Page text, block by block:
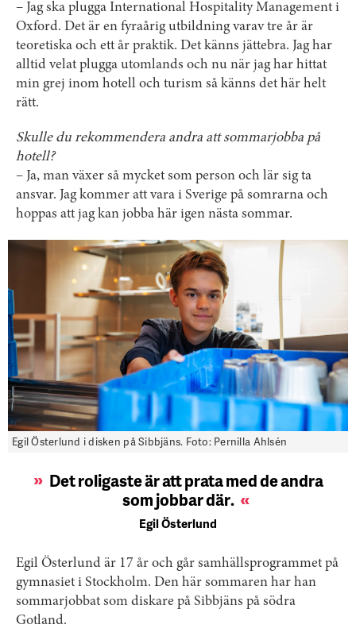
– Jag ska plugga International Hospitality Management i
Oxford. Det är en fyraårig utbildning varav tre år är
teoretiska och ett år praktik. Det känns jättebra. Jag har
alltid velat plugga utomlands och nu när jag har hittat
min grej inom hotell och turism så känns det här helt
rätt.
Skulle du rekommendera andra att sommarjobba på
hotell?
– Ja, man växer så mycket som person och lär sig ta
ansvar. Jag kommer att vara i Sverige på somrarna och
hoppas att jag kan jobba här igen nästa sommar.
Egil Österlund i disken på Sibbjäns. Foto: Pernilla Ahlsén
Det roligaste är att prata med de andra
som jobbar där.
Egil Österlund
Egil Österlund är 17 år och går samhällsprogrammet på
gymnasiet i Stockholm. Den här sommaren har han
sommarjobbat som diskare på Sibbjäns på södra
Gotland.